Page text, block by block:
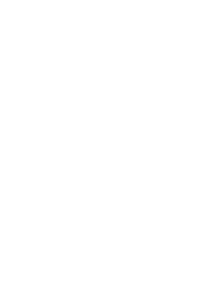
Este método les
dificultando la
Los
blanqueo de